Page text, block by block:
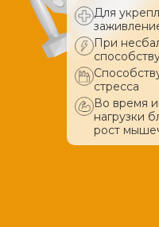
Для
При
стресса
Во время
нагрузки
рост